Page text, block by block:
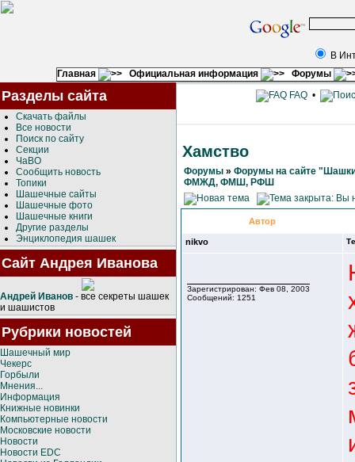
В
Главная
Официальная информация Форумы
Разделы сайта
Скачать файлы
Все новости
Поиск по сайту
Секции
ЧаВО
Сообщить новость
Топики
Шашечные сайты
Шашечные фото
Шашечные книги
Другие разделы
Энциклопедия шашек
Сайт Андрея Иванова
Андрей Иванов - все секреты шашек
и шашистов
Рубрики новостей
Шашечный мир
Чекерс
Горбыли
Мнения...
Информация
Книжные новинки
Компьютерные новости
Московские новости
Новости
Новости EDC
FAQ•
Хамство
Форумы » Форумы на сайте
ФМЖД, ФМШ, РФШ
Автор
nikvo
Зарегистрирован: Фев 08, 2003
Сообщений: 1251